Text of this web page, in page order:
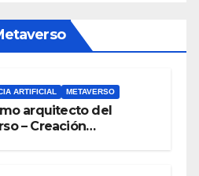
ARTIFICIAL METAVERSO
arquitecto del
– Creación